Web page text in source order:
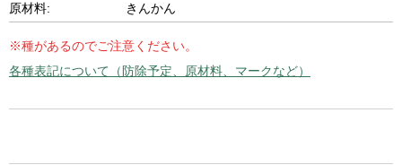
原材料:
きんかん
※種があるのでご注意ください。
各種表記について（防除予定、原材料、マークなど）